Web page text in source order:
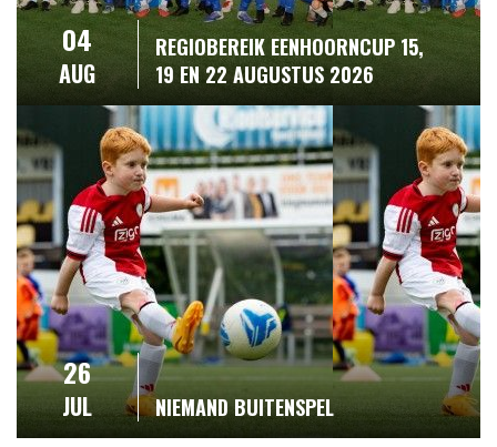
04
AUG
REGIOBEREIK EENHOORNCUP 15,
19 EN 22 AUGUSTUS 2026
26
JUL NIEMAND BUITENSPEL